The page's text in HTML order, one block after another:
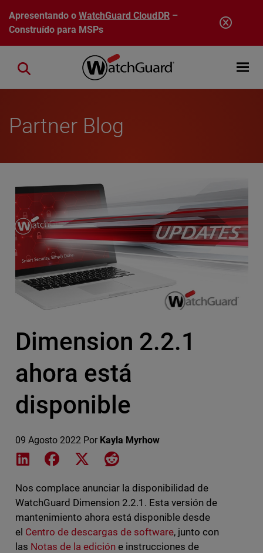
Pular para o conteúdo principal
Apresentando oWatchGuard CloudDR–
Construído para MSPs
Open
Close search
Partner Blog
Dimension 2.2.1
ahora está
disponible
09 Agosto 2022 Por Kayla Myrhow
Share on LinkedIn
Share on Facebook
Share on XShare on Reddit
Nos complace anunciar la disponibilidad de
WatchGuard Dimension 2.2.1. Esta versión de
mantenimiento ahora está disponible desde
el Centro de descargas de software, junto con
las Notas de la edicióne instrucciones de